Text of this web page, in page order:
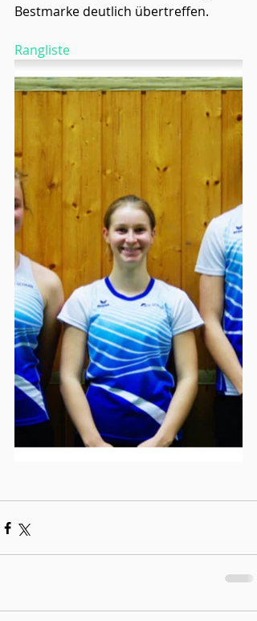
Bestmarke deutlich übertreffen.
Rangliste